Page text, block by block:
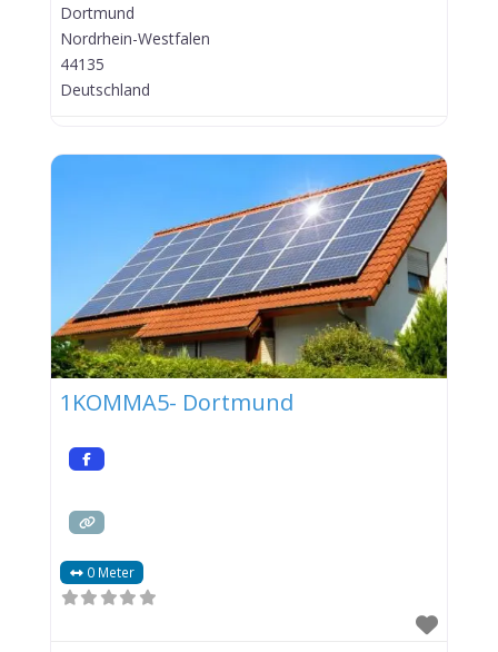
Dortmund
Nordrhein-Westfalen
44135
Deutschland
1KOMMA5- Dortmund
0 Meter